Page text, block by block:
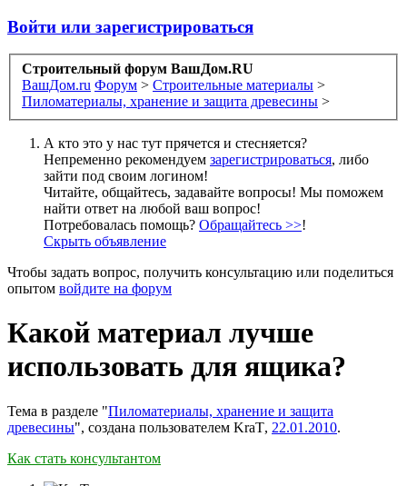
Войти или зарегистрироваться
Строительный форум ВашДом.RU
ВашДом.ru Форум > Строительные материалы >
Пиломатериалы, хранение и защита древесины >
А кто это у нас тут прячется и стесняется?
Непременно рекомендуем зарегистрироваться, либо
зайти под своим логином!
Читайте, общайтесь, задавайте вопросы! Мы поможем
найти ответ на любой ваш вопрос!
Потребовалась помощь? Обращайтесь >>!
Скрыть объявление
Чтобы задать вопрос, получить консультацию или поделиться
опытом войдите на форум
Какой материал лучше
использовать для ящика?
Тема в разделе "Пиломатериалы, хранение и защита
древесины", создана пользователем KraT, 22.01.2010.
Как стать консультантом